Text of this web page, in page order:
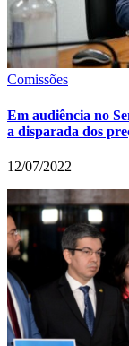
Comissões
Em audiência no
a disparada dos
12/07/2022